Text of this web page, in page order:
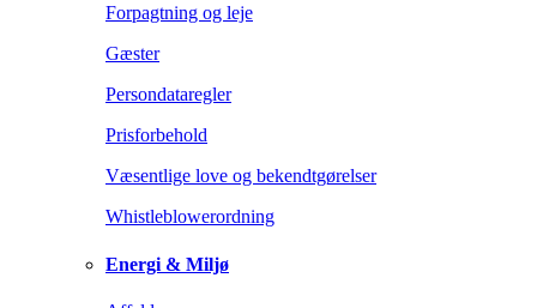
Forpagtning og leje
Gæster
Persondataregler
Prisforbehold
Væsentlige love og bekendtgørelser
Whistleblowerordning
Energi & Miljø